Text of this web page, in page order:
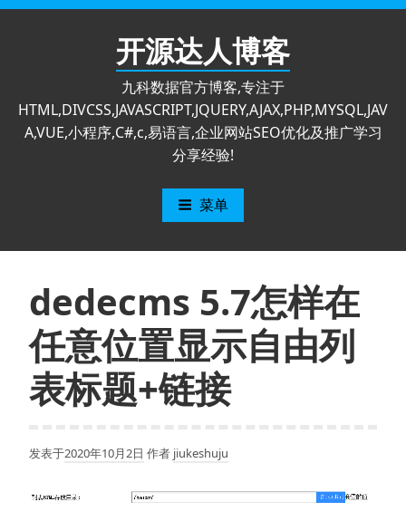
跳
开源达人博客
九科数据官方博客,专注于
HTML,DIVCSS,JAVASCRIPT,JQUERY,AJAX,PHP,MYSQL,JAV
A,VUE,小程序,C#,c,易语言,企业网站SEO优化及推广学习
分享经验!
菜单
dedecms 5.7怎样在
任意位置显示自由列
表标题+链接
发表于2020年10月2日 作者 jiukeshuju